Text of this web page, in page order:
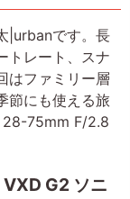
|urbanです。長
トレート、スナ
はファミリー層
節にも使える旅
28-75mm F/2.8
G2 ソニ